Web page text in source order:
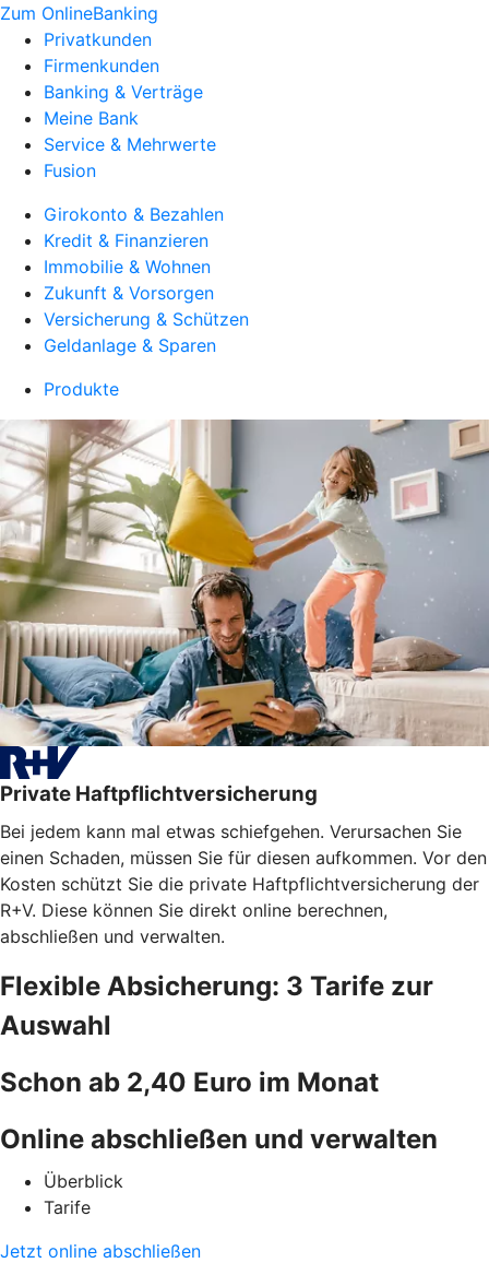
Zum OnlineBanking
Privatkunden
Firmenkunden
Banking & Verträge
Meine Bank
Service & Mehrwerte
Fusion
Girokonto & Bezahlen
Kredit & Finanzieren
Immobilie & Wohnen
Zukunft & Vorsorgen
Versicherung & Schützen
Geldanlage & Sparen
Produkte
Private Haftpflichtversicherung
Bei jedem kann mal etwas schiefgehen. Verursachen Sie
einen Schaden, müssen Sie für diesen aufkommen. Vor den
Kosten schützt Sie die private Haftpflichtversicherung der
R+V. Diese können Sie direkt online berechnen,
abschließen und verwalten.
Flexible Absicherung: 3 Tarife zur
Auswahl
Schon ab 2,40 Euro im Monat
Online abschließen und verwalten
Überblick
Tarife
Jetzt online abschließen